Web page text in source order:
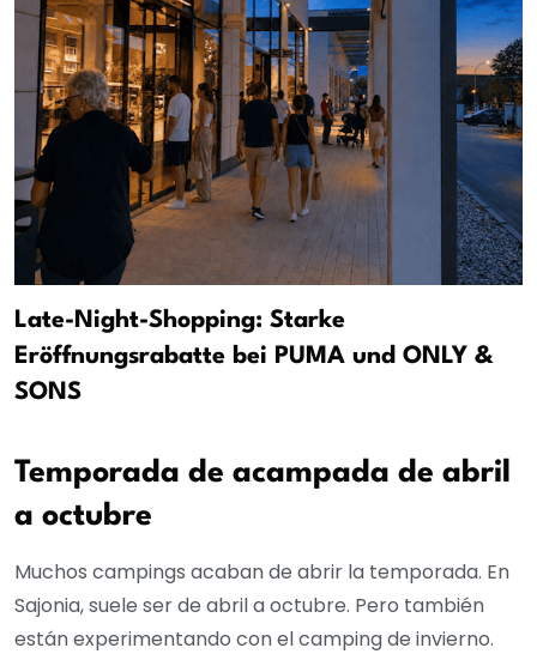
Late-Night-Shopping: Starke
Eröffnungsrabatte bei PUMA und ONLY &
SONS
Temporada de acampada de abril
a octubre
Muchos campings acaban de abrir la temporada. En
Sajonia, suele ser de abril a octubre. Pero también
están experimentando con el camping de invierno.